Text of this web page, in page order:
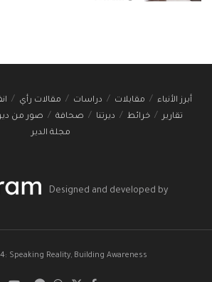
أبرز الأنباء مقابلات دراسات مقالات رأي
تقارير
خرائط ديرتنا صحافة صور من
مجلة الدير
Designed and developed by
Speaking Reality, Building Awareness